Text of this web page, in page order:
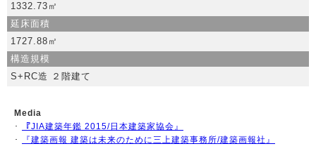
1332.73㎡
延床面積
1727.88㎡
構造規模
S+RC造 ２階建て
Media
･
『JIA建築年鑑 2015/日本建築家協会』
･
『建築画報 建築は未来のために三上建築事務所/建築画報社』